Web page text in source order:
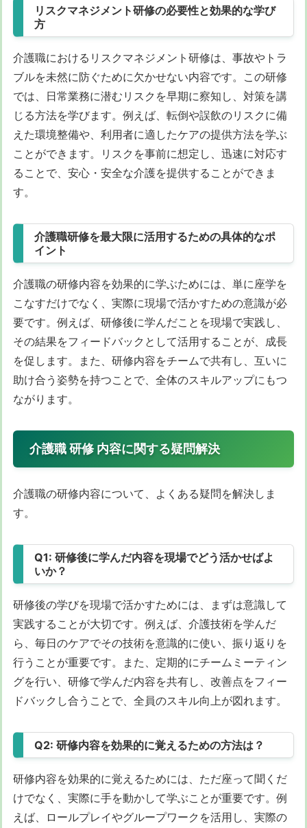
リスクマネジメント研修の必要性と効果的な学び
方
介護職におけるリスクマネジメント研修は、事故やトラ
ブルを未然に防ぐために欠かせない内容です。この研修
では、日常業務に潜むリスクを早期に察知し、対策を講
じる方法を学びます。例えば、転倒や誤飲のリスクに備
えた環境整備や、利用者に適したケアの提供方法を学ぶ
ことができます。リスクを事前に想定し、迅速に対応す
ることで、安心・安全な介護を提供することができま
す。
介護職研修を最大限に活用するための具体的なポ
イント
介護職の研修内容を効果的に学ぶためには、単に座学を
こなすだけでなく、実際に現場で活かすための意識が必
要です。例えば、研修後に学んだことを現場で実践し、
その結果をフィードバックとして活用することが、成長
を促します。また、研修内容をチームで共有し、互いに
助け合う姿勢を持つことで、全体のスキルアップにもつ
ながります。
介護職 研修 内容に関する疑問解決
介護職の研修内容について、よくある疑問を解決しま
す。
Q1: 研修後に学んだ内容を現場でどう活かせばよ
いか？
研修後の学びを現場で活かすためには、まずは意識して
実践することが大切です。例えば、介護技術を学んだ
ら、毎日のケアでその技術を意識的に使い、振り返りを
行うことが重要です。また、定期的にチームミーティン
グを行い、研修で学んだ内容を共有し、改善点をフィー
ドバックし合うことで、全員のスキル向上が図れます。
Q2: 研修内容を効果的に覚えるための方法は？
研修内容を効果的に覚えるためには、ただ座って聞くだ
けでなく、実際に手を動かして学ぶことが重要です。例
えば、ロールプレイやグループワークを活用し、実際の